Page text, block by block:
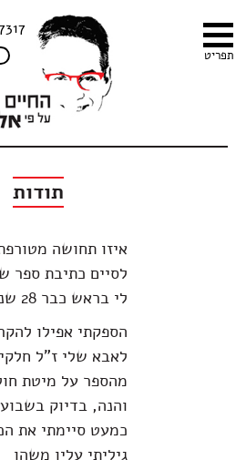
תודות
איזו תחושה
לסיים כתיבת ספר
לי בראש כבר 28 שנה.
הספקתי אפילו
לאבא שלי ז"ל
מהספר על מיטת
והנה, בדיוק
כמעט סיימתי את
גיליתי עליו משהו
תפריט